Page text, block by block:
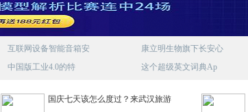
互联网设备智能音箱安
中国版工业4.0的特
康立明生物旗下长安心
这个超级英文词典Ap
国庆七天该怎么度过？来武汉旅游